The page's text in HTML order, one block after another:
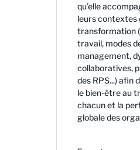
qu’elle
leurs contextes
transformation
travail, modes
management,
collaboratives,
des RPS...) afin
le bien-être au
chacun et la
globale des